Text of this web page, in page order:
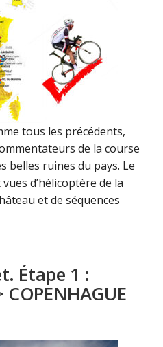
tous les précédents,
de la course
belles ruines du pays. Le
d’hélicoptère de la
et de séquences
Étape 1 :
COPENHAGUE